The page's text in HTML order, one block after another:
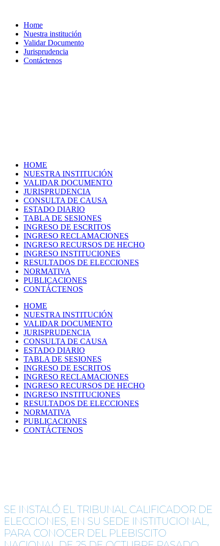
Home
Nuestra institución
Validar Documento
Jurisprudencia
Contáctenos
HOME
NUESTRA INSTITUCIÓN
VALIDAR DOCUMENTO
JURISPRUDENCIA
CONSULTA DE CAUSA
ESTADO DIARIO
TABLA DE SESIONES
INGRESO DE ESCRITOS
INGRESO RECLAMACIONES
INGRESO RECURSOS DE HECHO
INGRESO INSTITUCIONES
RESULTADOS DE ELECCIONES
NORMATIVA
PUBLICACIONES
CONTÁCTENOS
HOME
NUESTRA INSTITUCIÓN
VALIDAR DOCUMENTO
JURISPRUDENCIA
CONSULTA DE CAUSA
ESTADO DIARIO
TABLA DE SESIONES
INGRESO DE ESCRITOS
INGRESO RECLAMACIONES
INGRESO RECURSOS DE HECHO
INGRESO INSTITUCIONES
RESULTADOS DE ELECCIONES
NORMATIVA
PUBLICACIONES
CONTÁCTENOS
SE INSTALÓ EL TRIBUNAL CALIFICADOR DE
ELECCIONES, EN SU SEDE INSTITUCIONAL,
PARA CONOCER DEL PLEBISCITO